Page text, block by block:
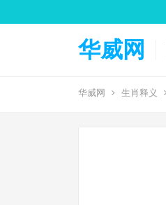
华威网
华威网 生肖释义